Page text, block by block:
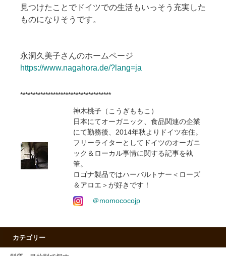
見つけたことでドイツでの生活もいっそう充実した
ものになりそうです。
永洞久美子さんのホームページ
https://www.nagahora.de/?lang=ja
************************************
神木桃子（こうぎももこ）
日本にてオーガニック、食品関連の企業
にて勤務後、2014年秋よりドイツ在住。
フリーライターとしてドイツのオーガニ
ック＆ローカル事情に関する記事を執
筆。
ロゴナ製品ではハーバルトナー＜ローズ
＆アロエ＞が好きです！
＠momococojp
カテゴリー